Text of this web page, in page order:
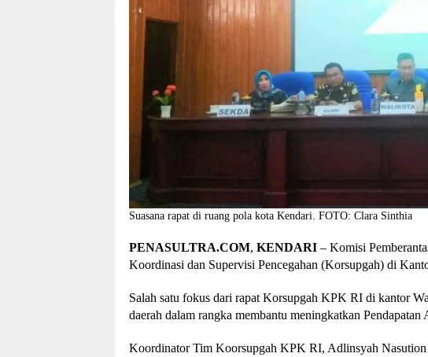
Suasana rapat di ruang pola kota Kendari. FOTO: Clara Sinthia
PENASULTRA.COM, KENDARI– Komisi
Koordinasi dan Supervisi Pencegahan (Korsupgah) di
Salah satu fokus dari rapat Korsupgah KPK RI di kantor
daerah dalam rangka membantu meningkatkan
Koordinator Tim Koorsupgah KPK RI, Adlinsyah Nasution